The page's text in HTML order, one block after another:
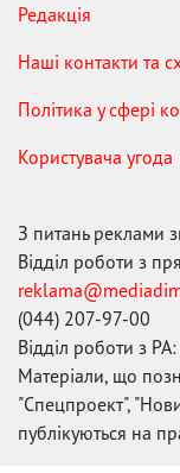
Редакція
Наші контакти та
Політика у сфері
Користувача угода
З питань реклами
Відділ роботи з
(044) 207-97-00
Відділ роботи з
Матеріали, що
"Спецпроект",
публікуються на